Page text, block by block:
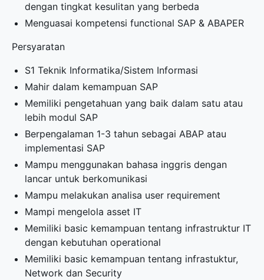
dengan tingkat kesulitan yang berbeda
Menguasai kompetensi functional SAP & ABAPER
Persyaratan
S1 Teknik Informatika/Sistem Informasi
Mahir dalam kemampuan SAP
Memiliki pengetahuan yang baik dalam satu atau
lebih modul SAP
Berpengalaman 1-3 tahun sebagai ABAP atau
implementasi SAP
Mampu menggunakan bahasa inggris dengan
lancar untuk berkomunikasi
Mampu melakukan analisa user requirement
Mampi mengelola asset IT
Memiliki basic kemampuan tentang infrastruktur IT
dengan kebutuhan operational
Memiliki basic kemampuan tentang infrastuktur,
Network dan Security